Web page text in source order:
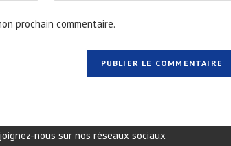
prochain commentaire.
nous sur nos réseaux sociaux